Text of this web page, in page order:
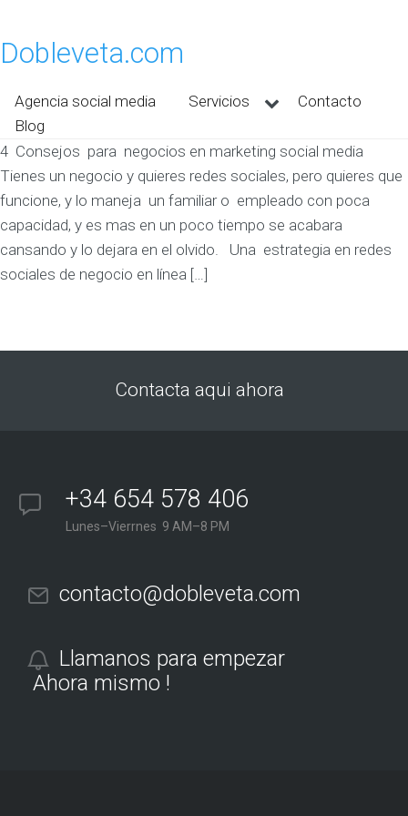
Dobleveta.com
Agencia social media Servicios
Contacto
Blog
4 Consejos para negocios en marketing social media
Tienes un negocio y quieres redes sociales, pero quieres que
funcione, y lo maneja un familiar o empleado con poca
capacidad, y es mas en un poco tiempo se acabara
cansando y lo dejara en el olvido. Una estrategia en redes
sociales de negocio en línea […]
Contacta aqui ahora
+34 654 578 406
Lunes–Vierrnes 9 AM–8 PM
contacto@dobleveta.com
Llamanos para empezar
Ahora mismo !